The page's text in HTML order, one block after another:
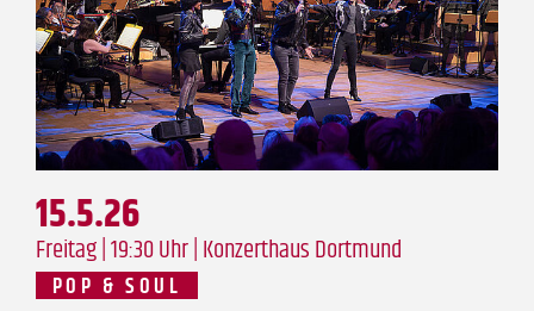
15.5.26
Freitag | 19:30 Uhr |Konzerthaus Dortmund
POP & SOUL